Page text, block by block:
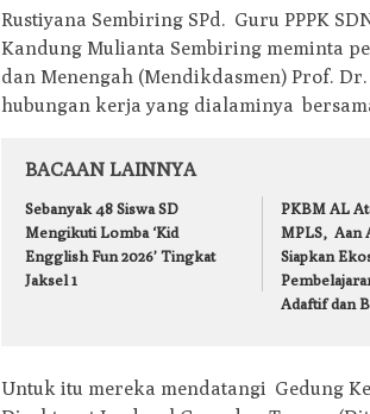
Rustiyana Sembiring SPd. Guru PPPK
Kandung Mulianta Sembiring meminta
dan Menengah (Mendikdasmen) Prof. Dr.
hubungan kerja yang dialaminya
BACAAN LAINNYA
Sebanyak 48 Siswa SD
Mengikuti Lomba ‘Kid
Engglish Fun 2026’ Tingkat
Jaksel 1
PKBM AL
MPLS, Aan
Siapkan
Adaftif dan
Untuk itu mereka mendatangi Gedung